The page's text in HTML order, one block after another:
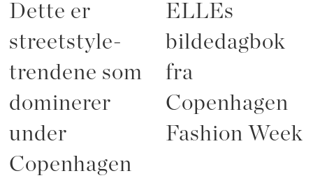
Dette er
streetstyle-
trendene som
dominerer
under
Copenhagen
ELLEs
bildedagbok
fra
Copenhagen
Fashion Week